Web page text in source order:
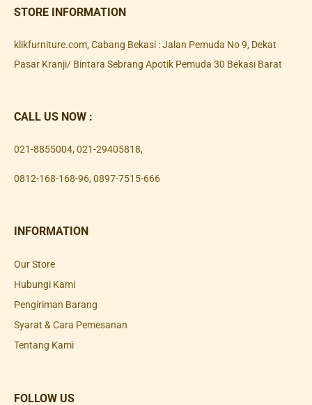
STORE INFORMATION
klikfurniture.com, Cabang Bekasi : Jalan Pemuda No 9, Dekat
Pasar Kranji/ Bintara Sebrang Apotik Pemuda 30 Bekasi Barat
CALL US NOW :
021-8855004, 021-29405818,
0812-168-168-96, 0897-7515-666
INFORMATION
Our Store
Hubungi Kami
Pengiriman Barang
Syarat & Cara Pemesanan
Tentang Kami
FOLLOW US